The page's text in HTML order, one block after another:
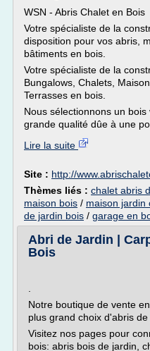
WSN - Abris Chalet en Bois
Votre spécialiste de la
disposition pour vos abris,
bâtiments en bois.
Votre spécialiste de la
Bungalows, Chalets,
Terrasses en bois.
Nous sélectionnons un
grande qualité dûe à une
Lire la suite
Site : http://
Thèmes liés : chalet abris
maison bois / maison jardin
de jardin bois / garage en
Abri de Jardin |
Bois
Notre boutique de vente
plus grand choix d'abris
Visitez nos pages pour
bois: abris bois de jardin,